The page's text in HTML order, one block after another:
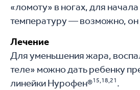
«ломоту» в ногах, для
температуру — возможно, он
Лечение
Для уменьшения жара,
теле» можно дать ребенку
линейки Нурофен®15,18,21 .